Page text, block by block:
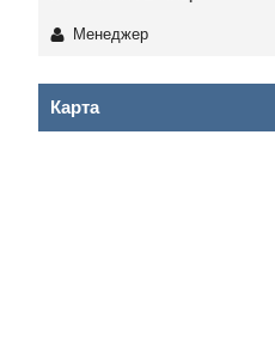
Менеджер
Карта